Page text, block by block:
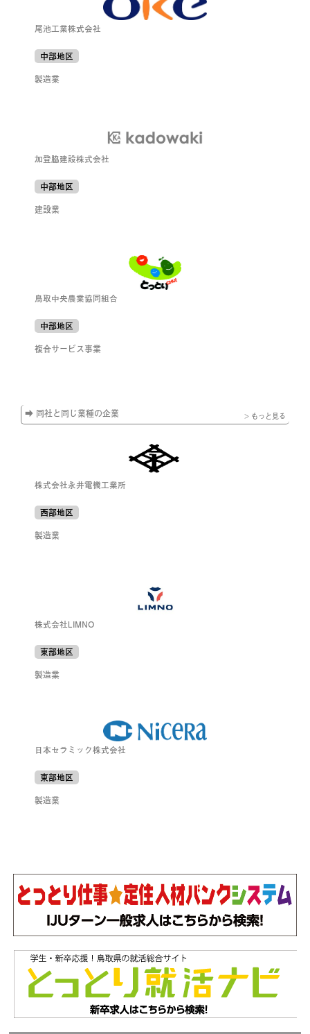
尾池工業株式会社
中部地区
製造業
加登脇建設株式会社
中部地区
建設業
鳥取中央農業協同組合
中部地区
複合サービス事業
➡ 同社と同じ業種の企業 > もっと見る
株式会社永井電機工業所
西部地区
製造業
株式会社LIMNO
東部地区
製造業
日本セラミック株式会社
東部地区
製造業